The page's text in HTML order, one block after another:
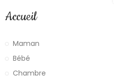
Accueil
Maman
Bébé
Chambre